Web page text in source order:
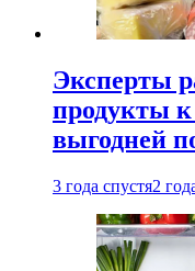
Эксперты
продукты к
выгодней
3 года спустя2